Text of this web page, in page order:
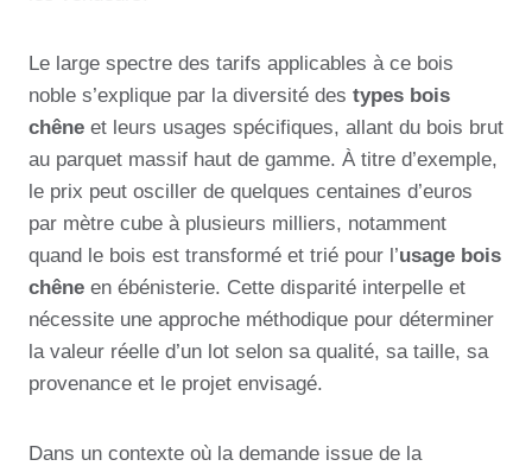
Le large spectre des tarifs applicables à ce bois
noble s’explique par la diversité des types bois
chêne et leurs usages spécifiques, allant du bois brut
au parquet massif haut de gamme. À titre d’exemple,
le prix peut osciller de quelques centaines d’euros
par mètre cube à plusieurs milliers, notamment
quand le bois est transformé et trié pour l’usage bois
chêne en ébénisterie. Cette disparité interpelle et
nécessite une approche méthodique pour déterminer
la valeur réelle d’un lot selon sa qualité, sa taille, sa
provenance et le projet envisagé.
Dans un contexte où la demande issue de la